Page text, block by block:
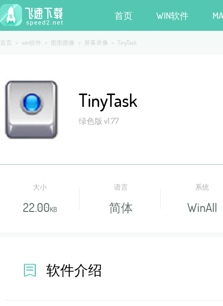
首页 WIN软件
首页 > win软件 > 图形图像 > 屏幕录像 > TinyTask
TinyTask
绿色版 v1.77
大小
22.00KB
语言
简体
系统
WinAll
软件介绍